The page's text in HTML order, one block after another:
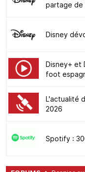
partage de
Disney
Disney+ et
foot
L'actualité
2026
Spotify :